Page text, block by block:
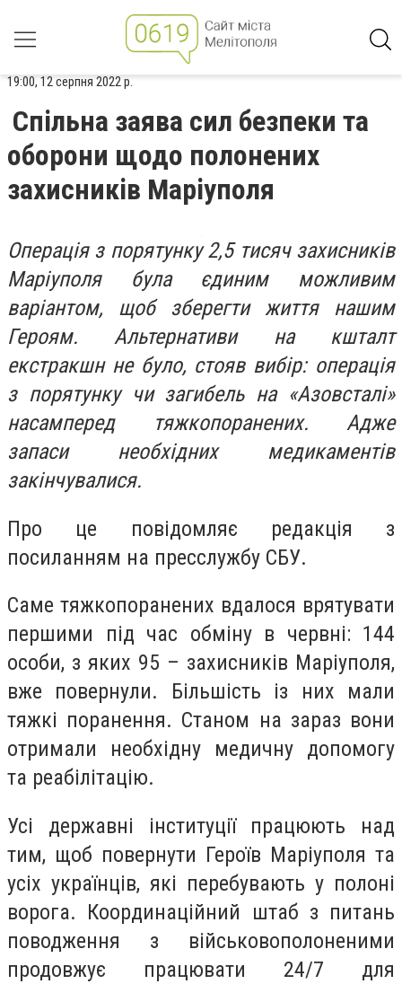
19:00, 12 серпня 2022 р.
Спільна заява сил безпеки та
оборони щодо полонених
захисників Маріуполя
​​Операція з порятунку 2,5 тисяч захисників
Маріуполя була єдиним можливим
варіантом, щоб зберегти життя нашим
Героям. Альтернативи на кшталт
екстракшн не було, стояв вибір: операція
з порятунку чи загибель на «Азовсталі»
насамперед тяжкопоранених. Адже
запаси необхідних медикаментів
закінчувалися.
Про це повідомляє редакція з
посиланням на пресслужбу СБУ.
Саме тяжкопоранених вдалося врятувати
першими під час обміну в червні: 144
особи, з яких 95 – захисників Маріуполя,
вже повернули. Більшість із них мали
тяжкі поранення. Станом на зараз вони
отримали необхідну медичну допомогу
та реабілітацію.
Усі державні інституції працюють над
тим, щоб повернути Героїв Маріуполя та
усіх українців, які перебувають у полоні
ворога. Координаційний штаб з питань
поводження з військовополоненими
продовжує працювати 24/7 для